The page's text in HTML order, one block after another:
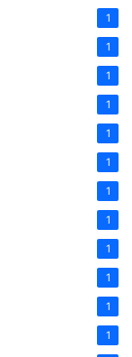
1
1
1
1
1
1
1
1
1
1
1
1